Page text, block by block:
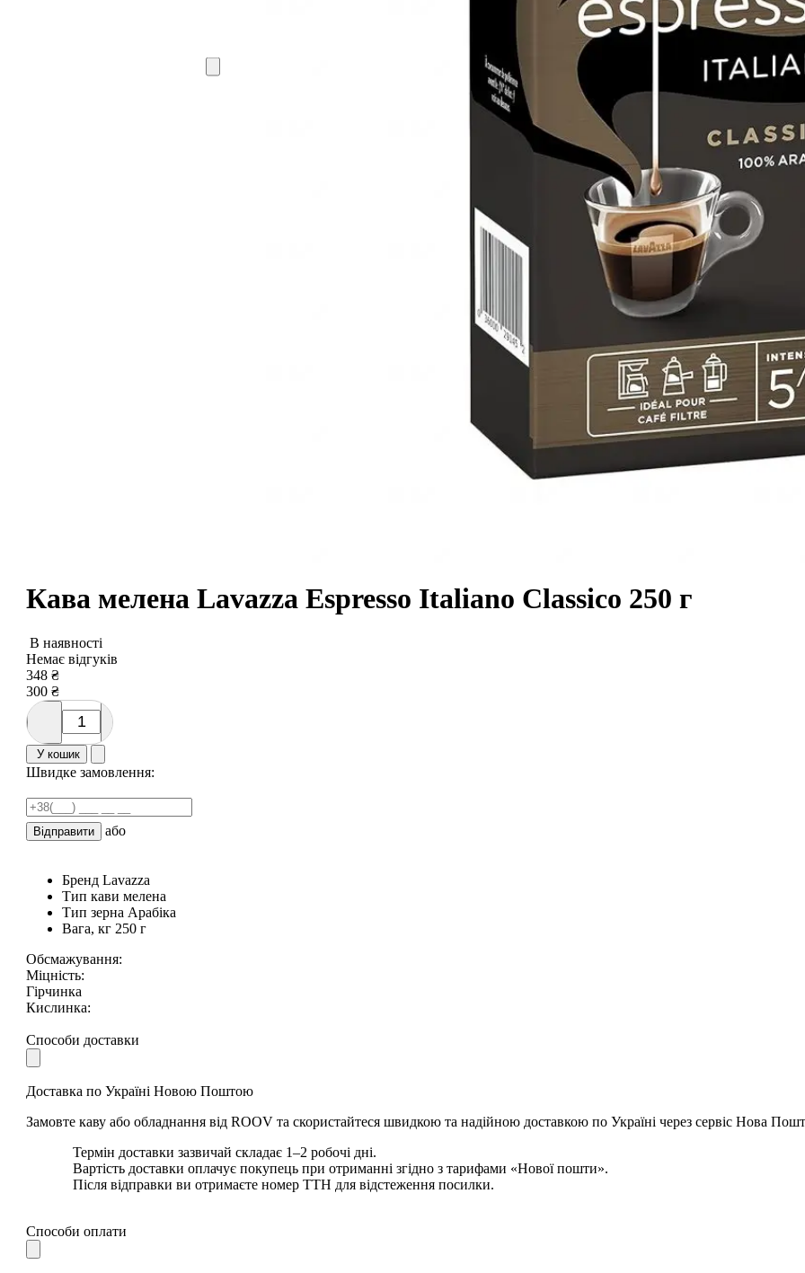
Кава мелена Lavazza Espresso Italiano Classico 250 г
В наявності
Немає відгуків
348 ₴
300 ₴
У кошик
Швидке замовлення:
Відправити або
Бренд Lavazza
Тип кави мелена
Тип зерна Арабіка
Вага, кг 250 г
Обсмажування:
Міцність:
Гірчинка
Кислинка:
Способи доставки
Доставка по Україні Новою Поштою
Замовте каву або обладнання від ROOV та скористайтеся швидкою та надійною доставкою по Україні через сервіс Нова
Термін доставки зазвичай складає 1–2 робочі дні.
Вартість доставки оплачує покупець при отриманні згідно з тарифами «Нової пошти».
Після відправки ви отримаєте номер ТТН для відстеження посилки.
Способи оплати